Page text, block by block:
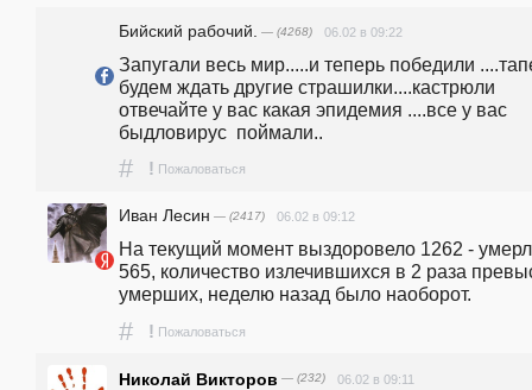
Бийский рабочий. — (4268) 06.02 в 09:22
Запугали весь мир.....и теперь победили
будем ждать другие страшилки....кастрюли
отвечайте у вас какая эпидемия ....все у вас
быдловирус  поймали..
# ! Пожаловаться
Иван Лесин — (2417) 06.02 в 09:12
На текущий момент выздоровело 1262 -
565, количество излечившихся в 2 раза
умерших, неделю назад было наоборот.
# ! Пожаловаться
Николай Викторов — (232) 06.02 в 09:11